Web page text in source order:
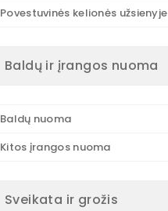
Povestuvinės kelionės užsienyje
Baldų ir įrangos nuoma
Baldų nuoma
Kitos įrangos nuoma
Sveikata ir grožis